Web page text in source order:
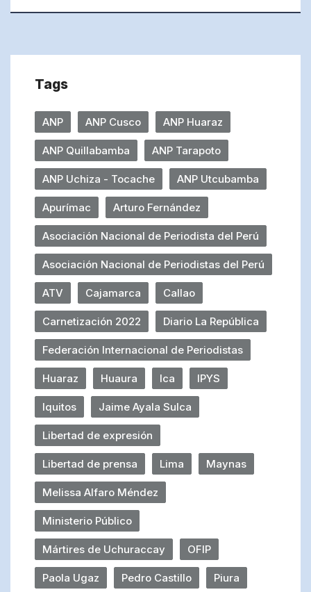
Tags
ANP ANP Cusco ANP Huaraz
ANP Quillabamba ANP Tarapoto
ANP Uchiza - Tocache ANP Utcubamba
Apurímac Arturo Fernández
Asociación Nacional de Periodista del Perú
Asociación Nacional de Periodistas del Perú
ATV Cajamarca Callao
Carnetización 2022 Diario La República
Federación Internacional de Periodistas
Huaraz Huaura Ica IPYS
Iquitos Jaime Ayala Sulca
Libertad de expresión
Libertad de prensa Lima Maynas
Melissa Alfaro Méndez
Ministerio Público
Mártires de Uchuraccay OFIP
Paola Ugaz Pedro Castillo Piura